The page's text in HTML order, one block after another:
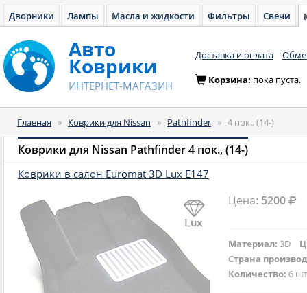
Дворники Лампы Масла и жидкости Фильтры Свечи
Авто
Коврики
ИНТЕРНЕТ-МАГАЗИН
Доставка и оплата
Корзина: пока пуста.
Главная » Коврики для Nissan » Pathfinder » 4 пок., (14-)
Коврики для Nissan Pathfinder 4 пок., (14-)
Коврики в салон Euromat 3D Lux E147
Цена: 5200
Материал:3D
Страна
Количество: 6